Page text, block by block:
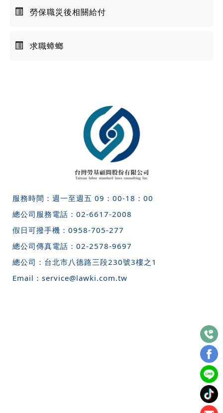
勞保職災後相關給付
求職蟑螂
服務時間：週一至週五 09：00-18：00
總公司服務電話： 02-6617-2008
假日可撥手機： 0958-705-277
總公司傳真電話： 02-2578-9697
總公司： 台北市八德路三段230號3樓之1
Email： service@lawki.com.tw